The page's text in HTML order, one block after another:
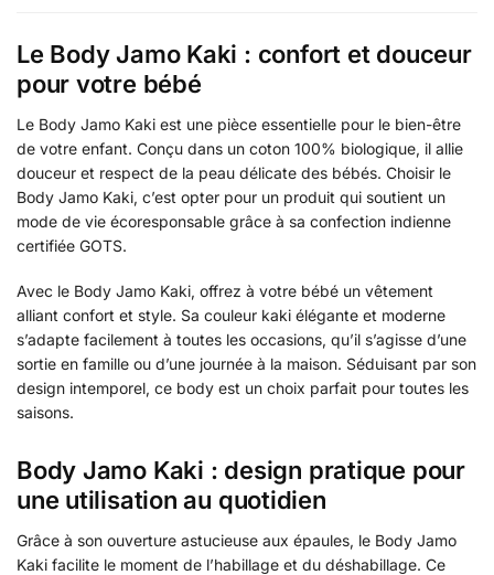
Le Body Jamo Kaki : confort et douceur
pour votre bébé
Le Body Jamo Kaki est une pièce essentielle pour le bien-être
de votre enfant. Conçu dans un coton 100% biologique, il allie
douceur et respect de la peau délicate des bébés. Choisir le
Body Jamo Kaki, c’est opter pour un produit qui soutient un
mode de vie écoresponsable grâce à sa confection indienne
certifiée GOTS.
Avec le Body Jamo Kaki, offrez à votre bébé un vêtement
alliant confort et style. Sa couleur kaki élégante et moderne
s’adapte facilement à toutes les occasions, qu’il s’agisse d’une
sortie en famille ou d’une journée à la maison. Séduisant par son
design intemporel, ce body est un choix parfait pour toutes les
saisons.
Body Jamo Kaki : design pratique pour
une utilisation au quotidien
Grâce à son ouverture astucieuse aux épaules, le Body Jamo
Kaki facilite le moment de l’habillage et du déshabillage. Ce